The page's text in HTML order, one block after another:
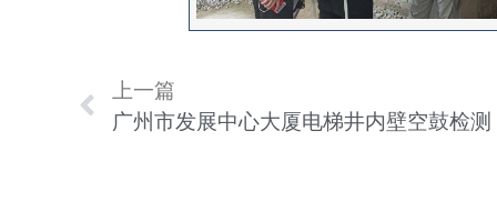
上一篇
广州市发展中心大厦电梯井内壁空鼓检测